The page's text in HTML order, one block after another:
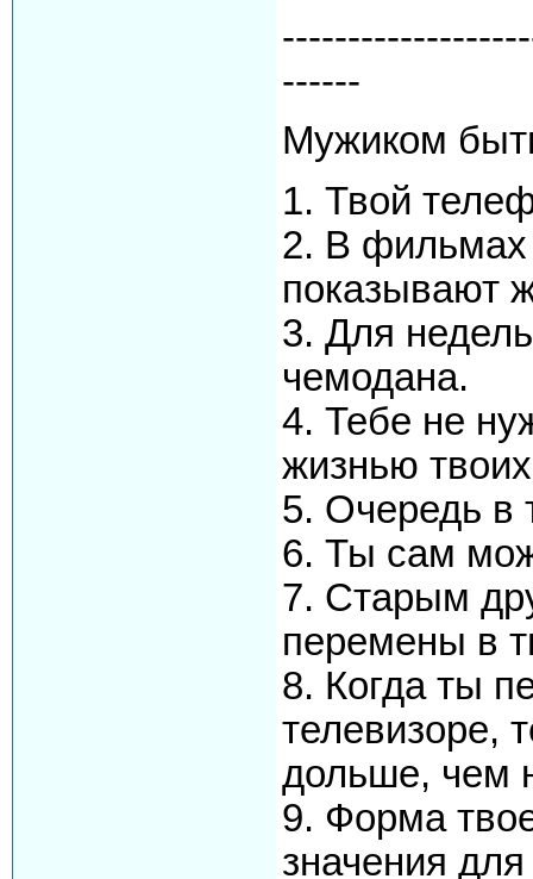
------
Мужиком
1. Твой
2. В фильмах
показывают
3. Для
чемодана.
4. Тебе не
жизнью
5. Очередь в
6. Ты сам
7. Старым
перемены в
8. Когда ты
телевизоре,
дольше, чем
9. Форма
значения